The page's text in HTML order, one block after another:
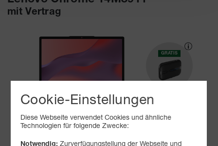
mit Vertrag
GRATIS
Cookie-Einstellungen
Diese Webseite verwendet Cookies und ähnliche
Technologien für folgende Zwecke:
Zurverfügungstellung der Webseite und